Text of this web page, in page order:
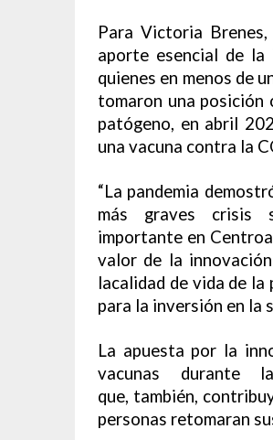
Para Victoria
aporte esencial de
quienes en menos de
tomaron una posición
patógeno, en abril
una vacuna contra la
“La pandemia
más graves crisis
importante en
valor de la
lacalidad de vida de
para la inversión en la
La apuesta por la
vacunas durante
que, también,
personas retomaran